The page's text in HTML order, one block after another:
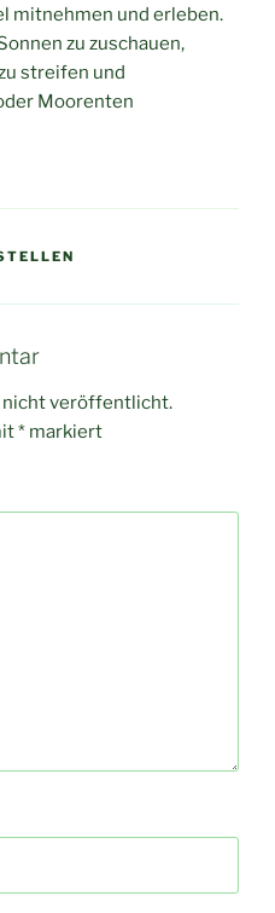
mitnehmen und erleben.
zu zuschauen,
streifen und
Moorenten
nicht veröffentlicht.
* markiert